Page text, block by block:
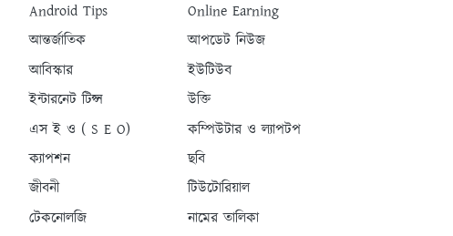
Android Tips
Online Earning
আন্তর্জাতিক
আপডেট নিউজ
আবিস্কার
ইউটিউব
ইন্টারনেট টিপ্স
উক্তি
এস ই ও ( S E O)
কম্পিউটার ও ল্যাপটপ
ক্যাপশন
ছবি
জীবনী
টিউটোরিয়াল
টেকনোলজি
নামের তালিকা